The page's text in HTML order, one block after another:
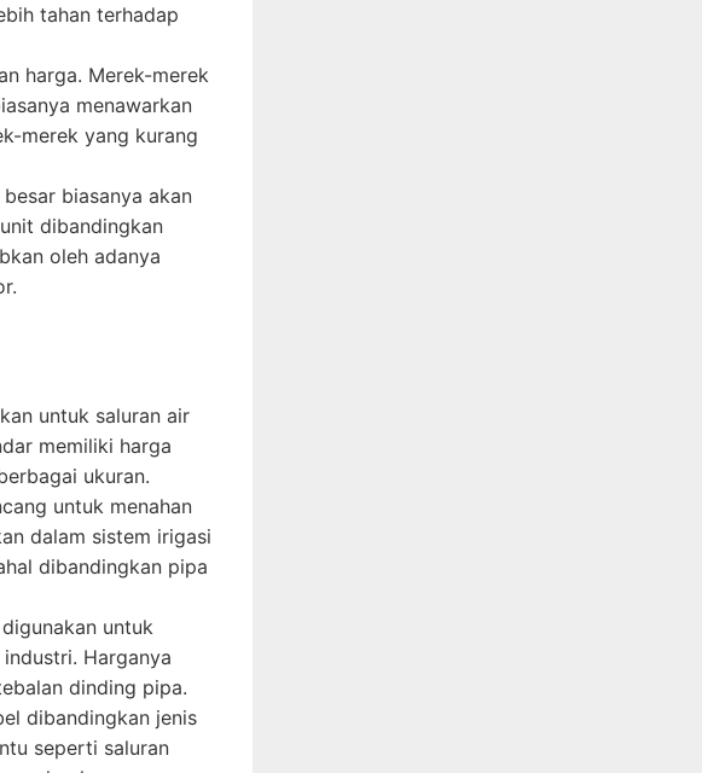
tahan terhadap
harga. Merek-merek
menawarkan
merek yang kurang
biasanya akan
dibandingkan
oleh adanya
untuk saluran air
memiliki harga
ukuran.
untuk menahan
dalam sistem irigasi
dibandingkan pipa
untuk
Harganya
dinding pipa.
dibandingkan jenis
seperti saluran